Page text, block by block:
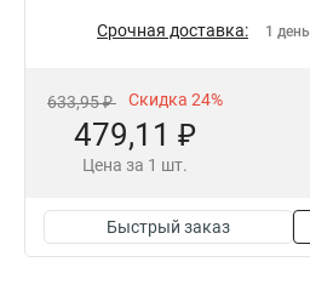
Срочная доставка: 1 день
633,95 ₽ Скидка 24%
479,11 ₽
Цена за 1 шт.
Быстрый заказ